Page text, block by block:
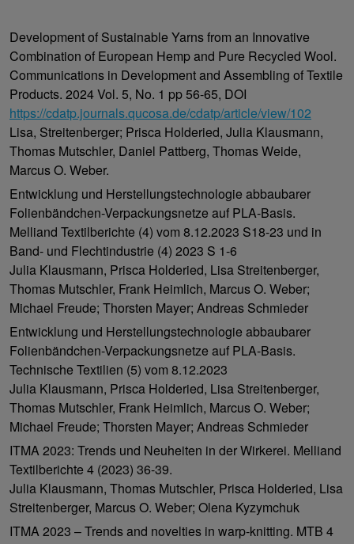
Development of Sustainable Yarns from an Innovative
Combination of European Hemp and Pure Recycled Wool.
Communications in Development and Assembling of Textile
Products. 2024 Vol. 5, No. 1 pp 56-65, DOI
https://cdatp.journals.qucosa.de/cdatp/article/view/102
Lisa, Streitenberger; Prisca Holderied, Julia Klausmann,
Thomas Mutschler, Daniel Pattberg, Thomas Weide,
Marcus O. Weber.
Entwicklung und Herstellungstechnologie abbaubarer
Folienbändchen-Verpackungsnetze auf PLA-Basis.
Melliand Textilberichte (4) vom 8.12.2023 S18-23 und in
Band- und Flechtindustrie (4) 2023 S 1-6
Julia Klausmann, Prisca Holderied, Lisa Streitenberger,
Thomas Mutschler, Frank Heimlich, Marcus O. Weber;
Michael Freude; Thorsten Mayer; Andreas Schmieder
Entwicklung und Herstellungstechnologie abbaubarer
Folienbändchen-Verpackungsnetze auf PLA-Basis.
Technische Textilien (5) vom 8.12.2023
Julia Klausmann, Prisca Holderied, Lisa Streitenberger,
Thomas Mutschler, Frank Heimlich, Marcus O. Weber;
Michael Freude; Thorsten Mayer; Andreas Schmieder
ITMA 2023: Trends und Neuheiten in der Wirkerei. Melliand
Textilberichte 4 (2023) 36-39.
Julia Klausmann, Thomas Mutschler, Prisca Holderied, Lisa
Streitenberger, Marcus O. Weber; Olena Kyzymchuk
ITMA 2023 – Trends and novelties in warp-knitting. MTB 4